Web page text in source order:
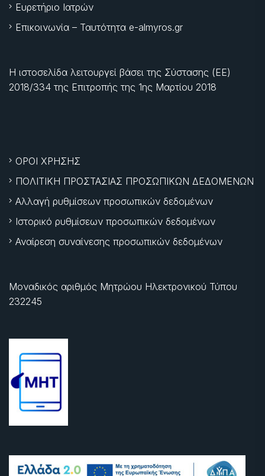
Ευρετήριο Ιατρών
Επικοινωνία – Ταυτότητα e-almyros.gr
Η ιστοσελίδα λειτουργεί βάσει της Σύστασης (ΕΕ)
2018/334 της Επιτροπής της 1ης Μαρτίου 2018
ΟΡΟΙ ΧΡΗΣΗΣ
ΠΟΛΙΤΙΚΗ ΠΡΟΣΤΑΣΙΑΣ ΠΡΟΣΩΠΙΚΩΝ ΔΕΔΟΜΕΝΩΝ
Αλλαγή ρυθμίσεων προσωπικών δεδομένων
Ιστορικό ρυθμίσεων προσωπικών δεδομένων
Αναίρεση συναίνεσης προσωπικών δεδομένων
Μοναδικός αριθμός Μητρώου Ηλεκτρονικού Τύπου
232245